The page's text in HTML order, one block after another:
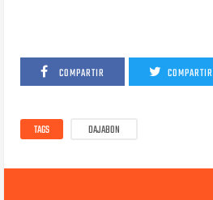
COMPARTIR COMPARTIR
TAGS DAJABON